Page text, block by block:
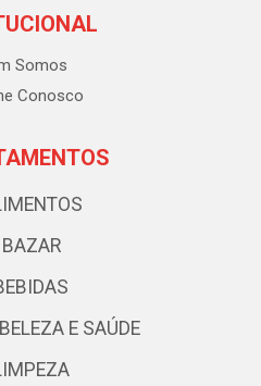
Somos
Conosco
BAZAR
E SAÚDE